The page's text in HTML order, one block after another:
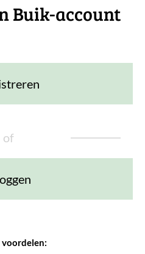
Buik-account
of
voordelen: